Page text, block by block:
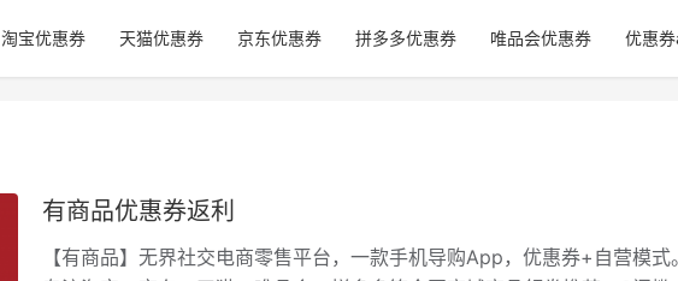
淘宝优惠券 天猫优惠券 京东优惠券 拼多多优惠券 唯品会优惠券 优惠
有商品优惠券返利
【有商品】无界社交电商零售平台，一款手机导购App，优惠券+自营模式